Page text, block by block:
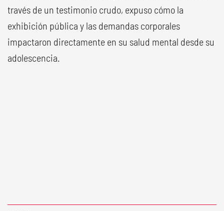
través de un testimonio crudo, expuso cómo la
exhibición pública y las demandas corporales
impactaron directamente en su salud mental desde su
adolescencia.